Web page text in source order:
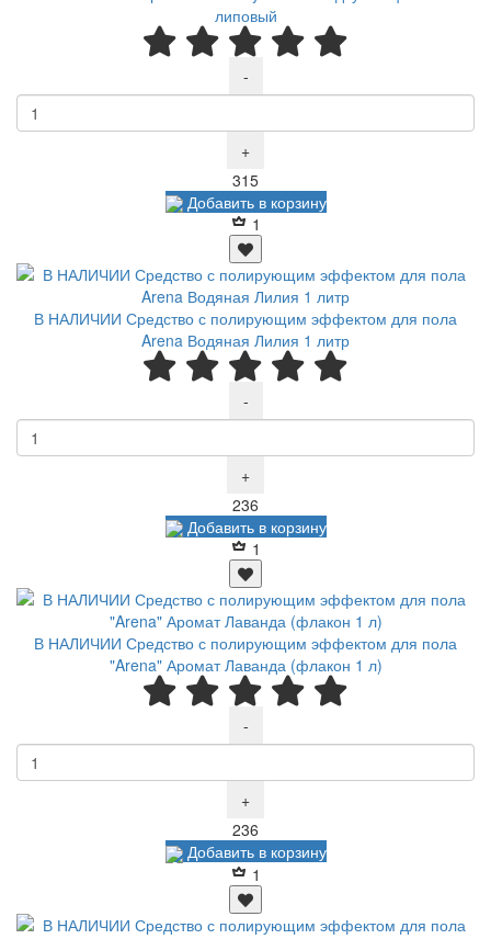
липовый
-
+
315Р
Добавить в корзину
1
В НАЛИЧИИ Средство с полирующим эффектом для пола
Arena Водяная Лилия 1 литр
-
+
236
Добавить в корзину
1
В НАЛИЧИИ Средство с полирующим эффектом для пола
"Arena" Аромат Лаванда (флакон 1 л)
-
+
236
Добавить в корзину
1